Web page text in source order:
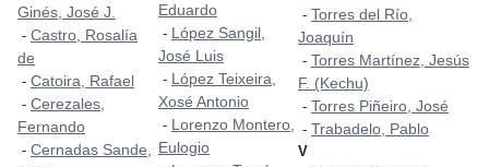
Ginés, José J.
- Castro, Rosalía
de
- Catoira, Rafael
- Cerezales,
Fernando
- Cernadas Sande,
Eduardo
- López Sangil,
José Luis
- López Teixeira,
Xosé Antonio
- Lorenzo Montero,
Eulogio
- Torres del Río,
Joaquín
- Torres Martínez, Jesús
F. (Kechu)
- Torres Piñeiro, José
- Trabadelo, Pablo
V